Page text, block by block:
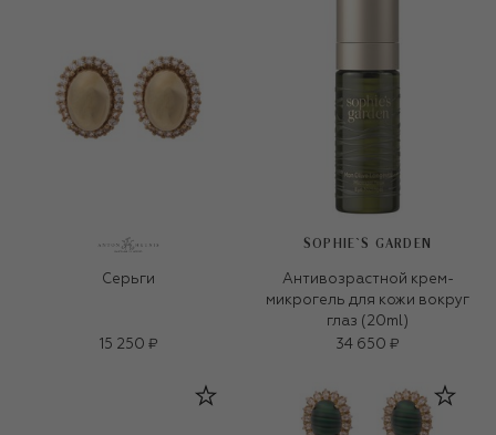
Серьги
15 250 ₽
SOPHIE`S GARDEN
Антивозрастной крем-
микрогель для кожи вокруг
глаз (20ml)
34 650 ₽